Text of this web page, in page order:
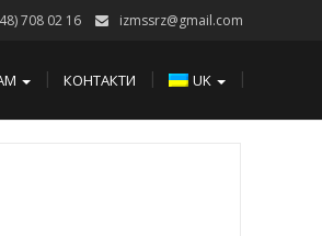
708 02 16 izmssrz@gmail.com
КОНТАКТИ UK